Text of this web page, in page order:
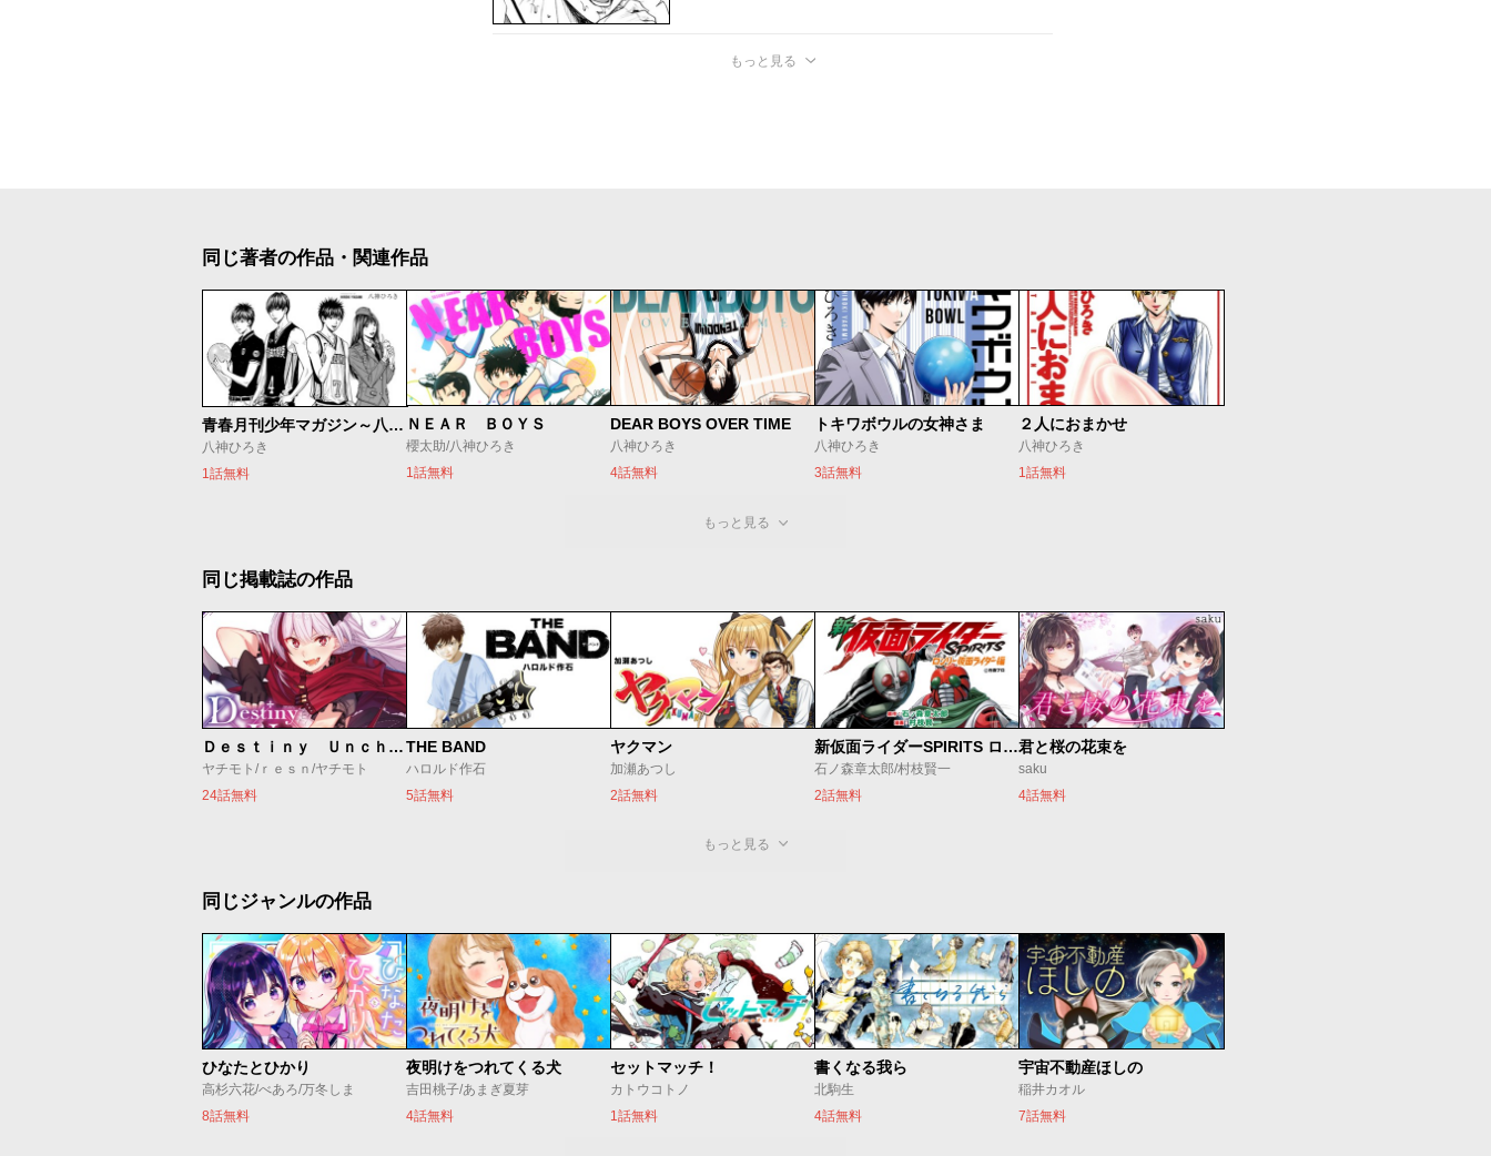
もっと見る
同じ著者の作品・関連作品
青春月刊少年マガジン～八神デビュー秘話～
八神ひろき
1話無料
ＮＥＡＲ ＢＯＹＳ
櫻太助/八神ひろき
1話無料
DEAR BOYS OVER TIME
八神ひろき
4話無料
トキワボウルの女神さま
八神ひろき
3話無料
２人におまかせ
八神ひろき
1話無料
もっと見る
同じ掲載誌の作品
Ｄｅｓｔｉｎｙ Ｕｎｃｈａｉｎ Ｏｎｌｉｎｅ 吸血鬼少女となって、やがて『赤の魔王』と呼ばれるようになりました
ヤチモト/ｒｅｓｎ/ヤチモト
24話無料
THE BAND
ハロルド作石
5話無料
ヤクマン
加瀬あつし
2話無料
新仮面ライダーSPIRITS ロンリー仮面ライダー編
石ノ森章太郎/村枝賢一
2話無料
君と桜の花束を
saku
4話無料
もっと見る
同じジャンルの作品
ひなたとひかり
高杉六花/べあろ/万冬しま
8話無料
夜明けをつれてくる犬
吉田桃子/あまぎ夏芽
4話無料
セットマッチ！
カトウコトノ
1話無料
書くなる我ら
北駒生
4話無料
宇宙不動産ほしの
稲井カオル
7話無料